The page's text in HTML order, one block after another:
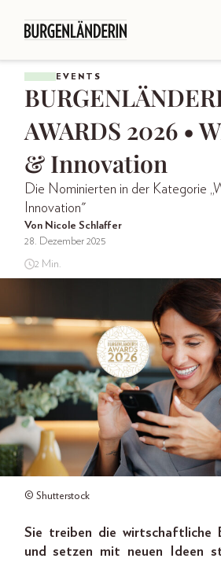
EVENTS
AWARDS 2026 •
& Innovation
Die Nominierten in der Kategorie
Innovation"
Von Nicole Schlaffer
28. Dezember 2025
2 Min.
© Shutterstock
Sie treiben die wirtschaftliche
und setzen mit neuen Ideen